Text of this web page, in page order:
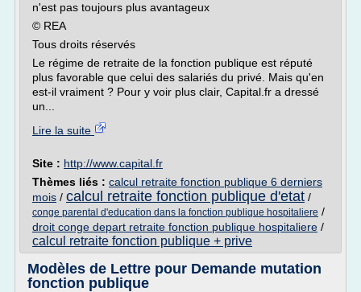
n'est pas toujours plus avantageux
© REA
Tous droits réservés
Le régime de retraite de la fonction publique est réputé
plus favorable que celui des salariés du privé. Mais qu'en
est-il vraiment ? Pour y voir plus clair, Capital.fr a dressé
un...
Lire la suite
Site : http://www.capital.fr
Thèmes liés : calcul retraite fonction publique 6 derniers
mois / calcul retraite fonction publique d'etat /
conge parental d'education dans la fonction publique hospitaliere /
droit conge depart retraite fonction publique hospitaliere /
calcul retraite fonction publique + prive
Modèles de Lettre pour Demande mutation
fonction publique